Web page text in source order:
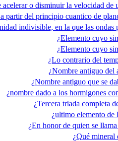
acelerar o disminuir la velocidad
a partir del principio cuantico de
indivisible, en la que las ondas
¿Elemento cuyo
¿Elemento cuyo
¿Lo contrario del
¿Nombre antiguo del
¿Nombre antiguo que se
¿nombre dado a los hormigones
¿Tercera triada completa
¿ultimo elemento de
¿En honor de quien se
¿Qué mineral